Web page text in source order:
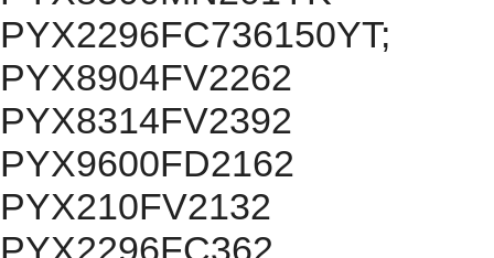
PYX2296FC736150YT;
PYX8904FV2262
PYX8314FV2392
PYX9600FD2162
PYX210FV2132
PYX2296FC362